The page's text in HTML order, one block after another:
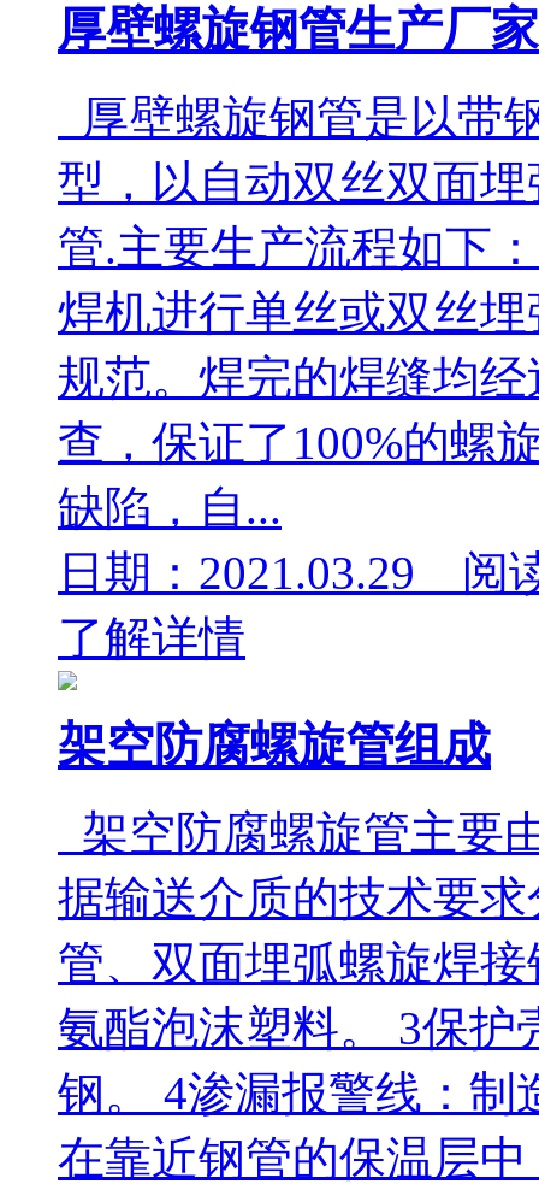
厚壁螺旋钢管生产厂家
厚壁螺旋钢管是以带
型，以自动双丝双面
管.主要生产流程如下
焊机进行单丝或双丝
规范。焊完的焊缝均
查，保证了100%的螺
缺陷，自...
日期：2021.03.29 阅
了解详情
架空防腐螺旋管组成
架空防腐螺旋管主要
据输送介质的技术要
管、双面埋弧螺旋焊
氨酯泡沫塑料。 3保
钢。 4渗漏报警线：制
在靠近钢管的保温层